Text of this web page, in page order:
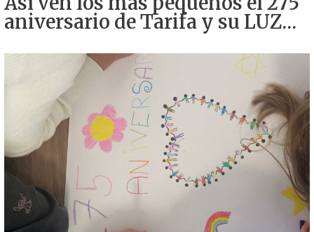
aniversario de Tarifa y su LUZ…